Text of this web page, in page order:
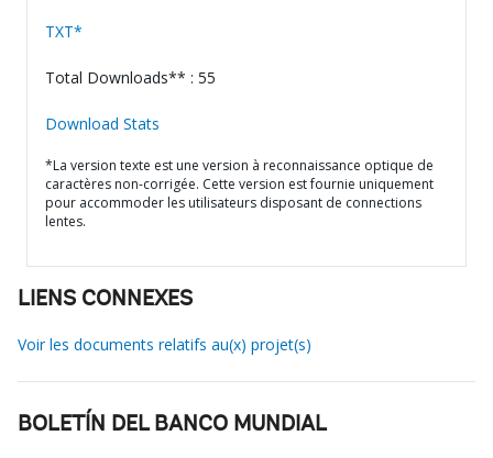
TXT*
Total Downloads** : 55
Download Stats
*La version texte est une version à reconnaissance optique de
caractères non-corrigée. Cette version est fournie uniquement
pour accommoder les utilisateurs disposant de connections
lentes.
LIENS CONNEXES
Voir les documents relatifs au(x) projet(s)
BOLETÍN DEL BANCO MUNDIAL